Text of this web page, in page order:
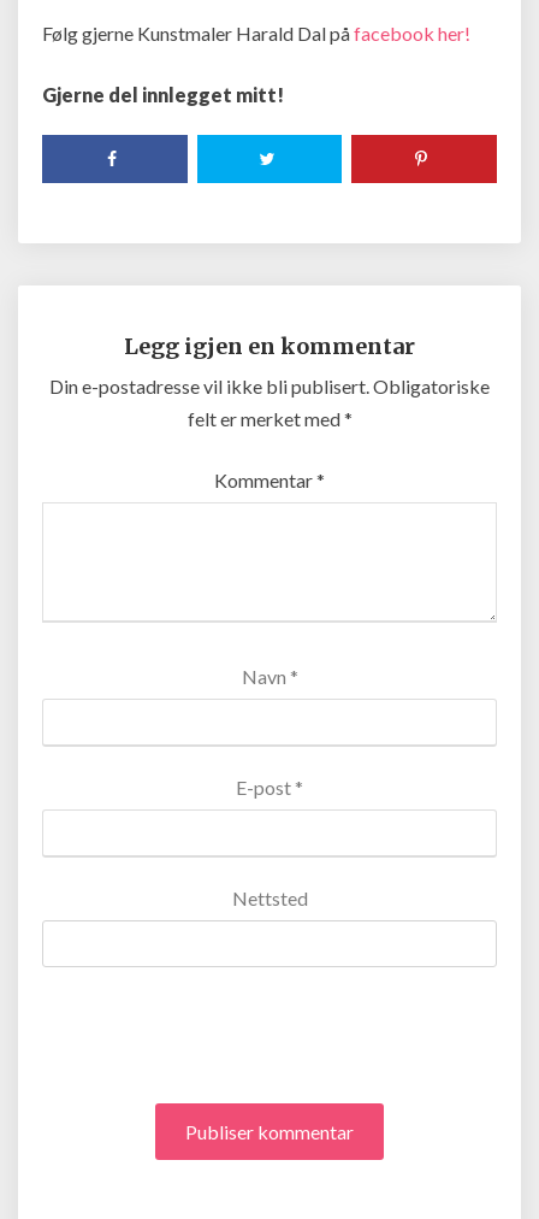
Følg gjerne Kunstmaler Harald Dal påfacebook her!
Gjerne del innlegget mitt!
Legg igjen en kommentar
Din e-postadresse vil ikke bli publisert. Obligatoriske
felt er merket med*
Kommentar*
Navn *
E-post *
Nettsted